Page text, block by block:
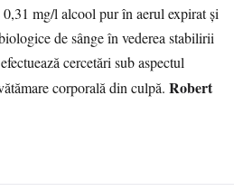
mg/l alcool pur în aerul expirat şi
de sânge în vederea stabilirii
cercetări sub aspectul
corporală din culpă. Robert